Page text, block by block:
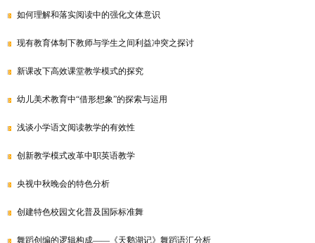
如何理解和落实阅读中的强化文体意识
现有教育体制下教师与学生之间利益冲突之探讨
新课改下高效课堂教学模式的探究
幼儿美术教育中“借形想象”的探索与运用
浅谈小学语文阅读教学的有效性
创新教学模式改革中职英语教学
央视中秋晚会的特色分析
创建特色校园文化普及国际标准舞
舞蹈创编的逻辑构成——《天鹅湖记》舞蹈语汇分析